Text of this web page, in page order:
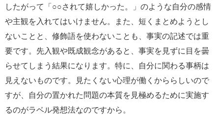
したがって「○○されて嬉しかった。」のような自分の感情
や主観を入れてはいけません。また、短くまとめようとし
ないことと、修飾語を使わないことも、事実の記述では重
要です。先入観や既成観念があると、事実を見ずに目を曇
らせてしまう結果になります。特に、自分に関わる事柄は
見えないものです。見たくない心理が働くかららしいので
すが、自分の置かれた問題の本質を見極めるために実施す
るのがラベル発想法なのですから。